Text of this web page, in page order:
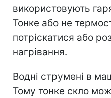
використовують
Тонке або не
потріскатися або
нагрівання.
Водні струмені в
Тому тонке скло